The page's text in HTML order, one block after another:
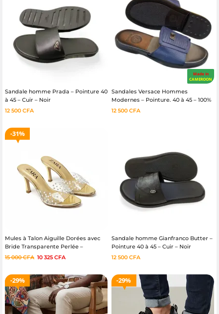
Sandale homme Prada – Pointure 40
à 45 – Cuir – Noir
12 500 CFA
Made in
CAMEROON
Sandales Versace Hommes
Modernes – Pointure. 40 à 45 – 100%
cuir
12 500 CFA
31%
Mules à Talon Aiguille Dorées avec
Bride Transparente Perlée –
Couleurs : Or – Pointures 37/42
15 000CFA 10 325 CFA
Sandale homme Gianfranco Butter –
Pointure 40 à 45 – Cuir – Noir
12 500 CFA
29% 29%